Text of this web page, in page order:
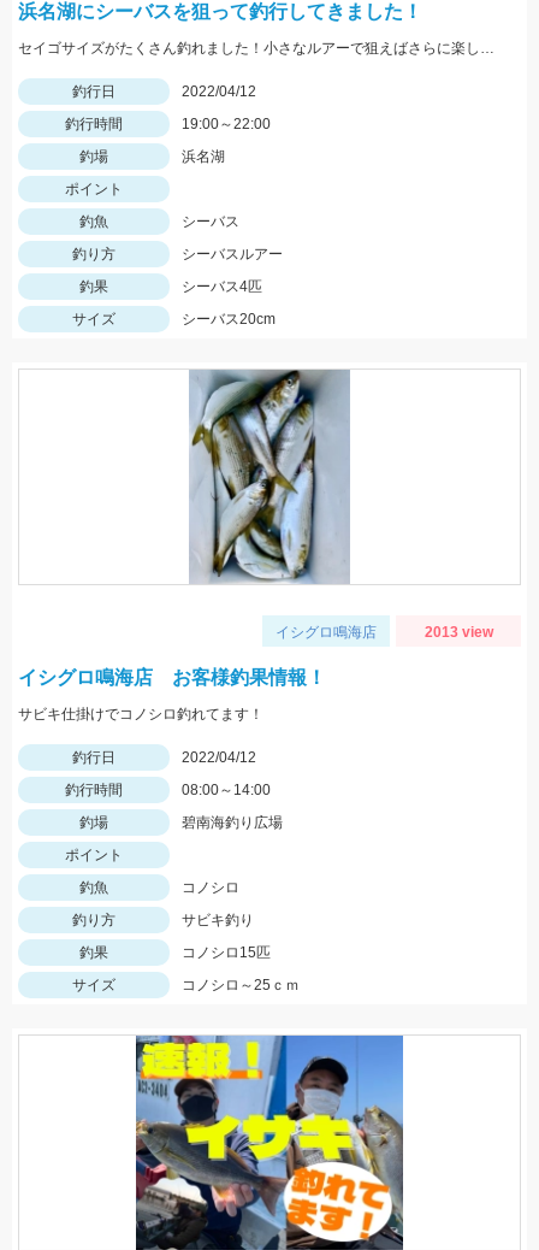
浜名湖にシーバスを狙って釣行してきました！
セイゴサイズがたくさん釣れました！小さなルアーで狙えばさらに楽しそうです！
釣行日
2022/04/12
釣行時間
19:00～22:00
釣場
浜名湖
ポイント
釣魚
シーバス
釣り方
シーバスルアー
釣果
シーバス4匹
サイズ
シーバス20cm
イシグロ鳴海店 2013 view
イシグロ鳴海店 お客様釣果情報！
サビキ仕掛けでコノシロ釣れてます！
釣行日
2022/04/12
釣行時間
08:00～14:00
釣場
碧南海釣り広場
ポイント
釣魚
コノシロ
釣り方
サビキ釣り
釣果
コノシロ15匹
サイズ
コノシロ～25ｃｍ